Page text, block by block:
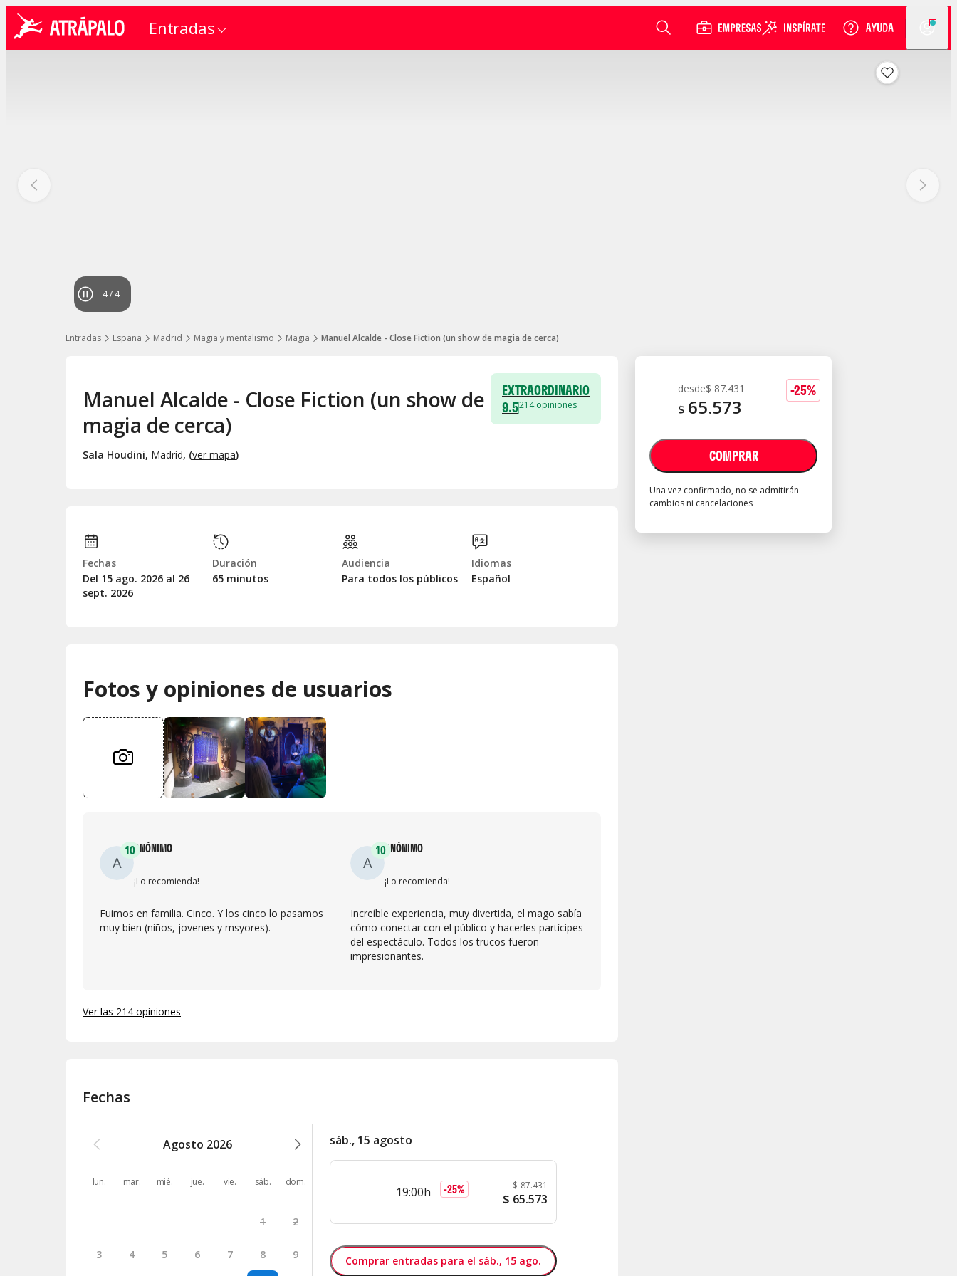
Entradas
4/ 4
Entradas España Madrid Magia y mentalismo Magia Manuel Alcalde - Close Fiction (un show de magia de cerca)
-25%
desde$ 87.431
$ 65.573
COMPRAR
Una vez confirmado, no se admitirán
cambios ni cancelaciones
Manuel Alcalde - Close Fiction (un show de
magia de cerca)
Sala Houdini, Madrid, (ver mapa)
EXTRAORDINARIO
9.5214 opiniones
Fechas
Del 15 ago. 2026 al 26
sept. 2026
Duración
65 minutos
Audiencia
Para todos los públicos
Idiomas
Español
Fotos y opiniones de usuarios
A
10ANÓNIMO
¡Lo recomienda!
Fuimos en familia. Cinco. Y los cinco lo pasamos
muy bien (niños, jovenes y msyores).
A
10ANÓNIMO
¡Lo recomienda!
Increíble experiencia, muy divertida, el mago sabía
cómo conectar con el público y hacerles partícipes
del espectáculo. Todos los trucos fueron
impresionantes.
Ver las 214 opiniones
Fechas
Agosto 2026
lun. mar. mié. jue. vie. sáb. dom.
1 2
3 4 5 6 7 8 9
sáb., 15 agosto
19:00h -25% $ 87.431
$ 65.573
Comprar entradas para el sáb., 15 ago.